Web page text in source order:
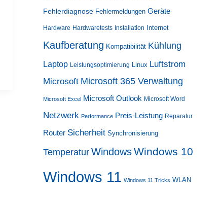
Fehlerdiagnose Fehlermeldungen Geräte
Hardware Hardwaretests Installation Internet
Kaufberatung Kompatibilität Kühlung
Laptop Leistungsoptimierung Linux Luftstrom
Microsoft Microsoft 365 Verwaltung
Microsoft Excel Microsoft Outlook Microsoft Word
Netzwerk Performance Preis-Leistung Reparatur
Router Sicherheit Synchronisierung
Temperatur WindowsWindows 10
Windows 11 Windows 11 Tricks WLAN